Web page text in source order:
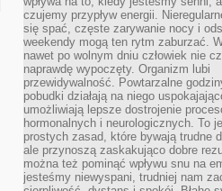
czujemy przypływ energii.
się spać, częste zarywanie nocy i
weekendy mogą ten rytm zaburzać.
nawet po wolnym dniu człowiek nie
naprawdę wypoczęty. Organizm lubi
przewidywalność. Powtarzalne
pobudki działają na niego
umożliwiają lepsze dostrojenie
hormonalnych i neurologicznych. To
prostych zasad, które bywają trudne
ale przynoszą zaskakująco dobre
można też pominąć wpływu snu na
jesteśmy niewyspani, trudniej nam